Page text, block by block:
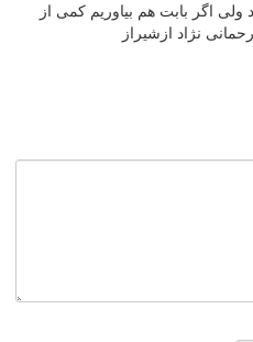
ولی اگر بابت هم بیاوریم کمی از
نژاد ازشیراز